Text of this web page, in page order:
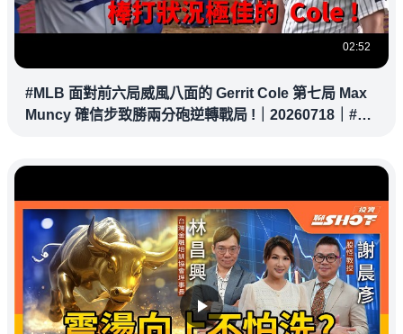
02:52
#MLB 面對前六局威風八面的 Gerrit Cole 第七局 Max
Muncy 確信步致勝兩分砲逆轉戰局 !｜20260718｜#洛